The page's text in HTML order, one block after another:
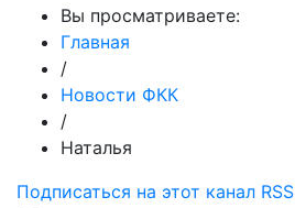
Вы просматриваете:
Главная
/
Новости ФКК
/
Наталья
Подписаться на этот канал RSS